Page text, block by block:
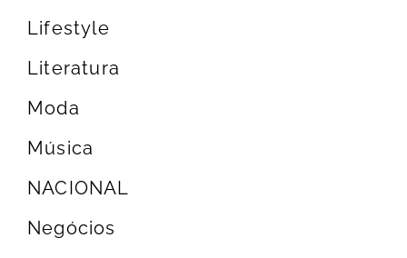
Lifestyle
Literatura
Moda
Música
NACIONAL
Negócios